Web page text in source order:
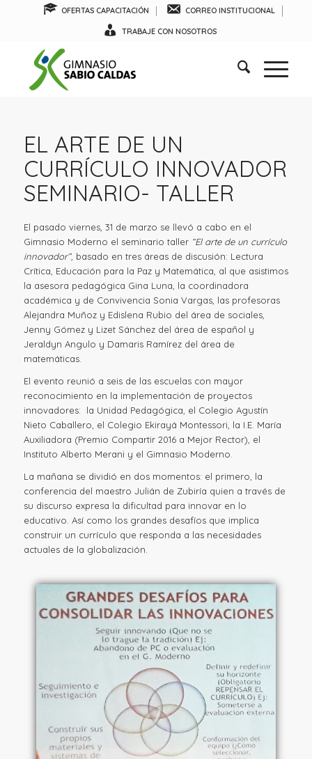
OFERTAS CAPACITACIÓN CORREO INSTITUCIONAL
TRABAJE CON NOSOTROS
EL ARTE DE UN
CURRÍCULO INNOVADOR
SEMINARIO- TALLER
El pasado viernes, 31 de marzo se llevó a cabo en el
Gimnasio Moderno el seminario taller “El arte de un currículo
innovador”, basado en tres áreas de discusión: Lectura
Crítica, Educación para la Paz y Matemática, al que asistimos
la asesora pedagógica Gina Luna, la coordinadora
académica y de Convivencia Sonia Vargas, las profesoras
Alejandra Muñoz y Edislena Rubio del área de sociales,
Jenny Gómez y Lizet Sánchez del área de español y
Jeraldyn Angulo y Damaris Ramírez del área de
matemáticas.
El evento reunió a seis de las escuelas con mayor
reconocimiento en la implementación de proyectos
innovadores: la Unidad Pedagógica, el Colegio Agustín
Nieto Caballero, el Colegio Ekirayá Montessori, la I.E. María
Auxiliadora (Premio Compartir 2016 a Mejor Rector), el
Instituto Alberto Merani y el Gimnasio Moderno.
La mañana se dividió en dos momentos: el primero, la
conferencia del maestro Julián de Zubiría quien a través de
su discurso expresa la dificultad para innovar en lo
educativo. Así como los grandes desafíos que implica
construir un currículo que responda a las necesidades
actuales de la globalización.